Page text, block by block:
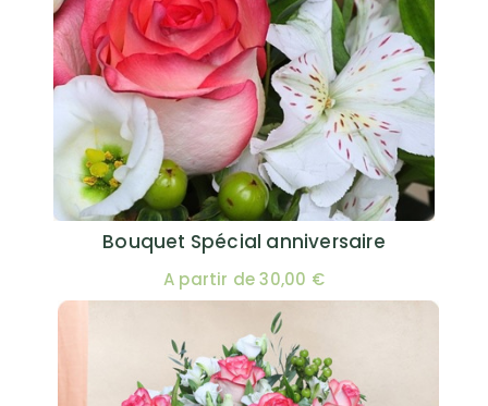
Bouquet Spécial anniversaire
A partir de 30,00 €